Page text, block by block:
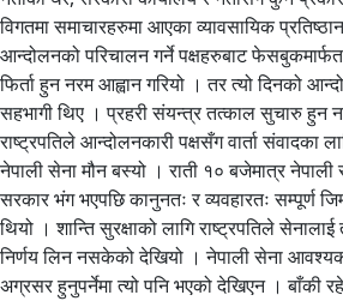
विगतमा समाचारहरुमा आएका व्यावसायिक
आन्दोलनको परिचालन गर्ने पक्षहरुबाट
फिर्ता हुन नरम आह्वान गरियो । तर त्यो दिनको
सहभागी थिए । प्रहरी संयन्त्र तत्काल सुचारु हुन
राष्ट्रपतिले आन्दोलनकारी पक्षसँग वार्ता संवादका
नेपाली सेना मौन बस्यो । राती १० बजेमात्र नेपाली
सरकार भंग भएपछि कानुनतः र व्यवहारतः सम्पूर्ण
थियो । शान्ति सुरक्षाको लागि राष्ट्रपतिले सेनालाई
निर्णय लिन नसकेको देखियो । नेपाली सेना
अग्रसर हुनुपर्नेमा त्यो पनि भएको देखिएन । बाँकी